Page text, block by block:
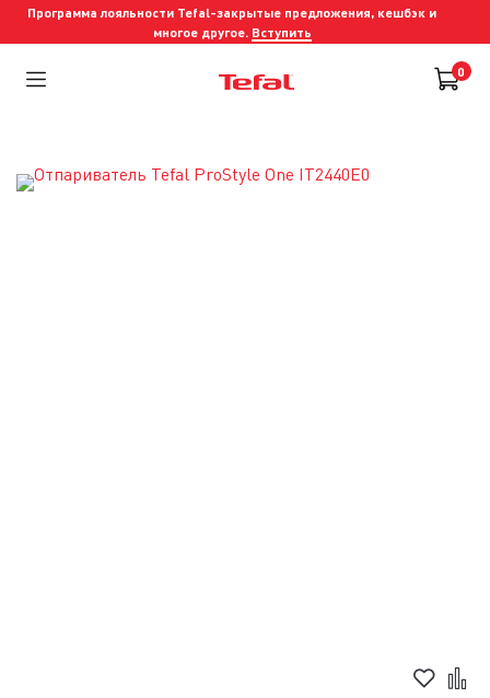
Программа лояльности Tefal-закрытые предложения, кешбэк и
многое другое. Вступить
0